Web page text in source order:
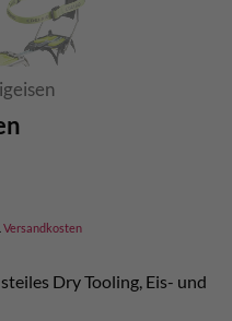
Versandkosten
Dry Tooling, Eis- und